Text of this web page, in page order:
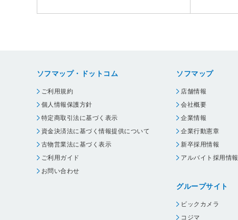
ソフマップ・ドットコム
ご利用規約
個人情報保護方針
特定商取引法に基づく表示
資金決済法に基づく情報提供について
古物営業法に基づく表示
ご利用ガイド
お問い合わせ
ソフマップ
店舗情報
会社概要
企業情報
企業行動憲章
新卒採用情報
アルバイト採用情報
グループサイト
ビックカメラ
コジマ